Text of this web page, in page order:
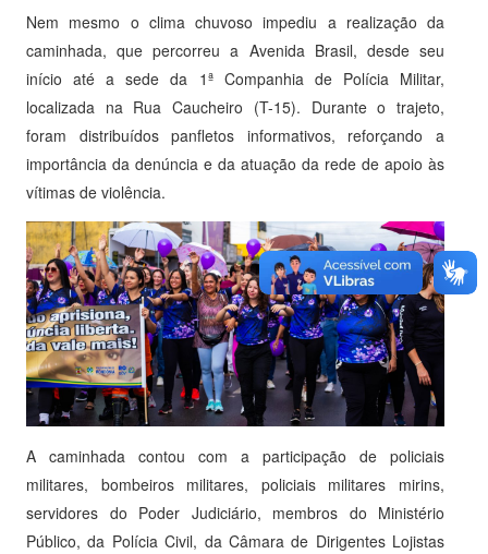
Nem mesmo o clima chuvoso impediu a realização da
caminhada, que percorreu a Avenida Brasil, desde seu
início até a sede da 1ª Companhia de Polícia Militar,
localizada na Rua Caucheiro (T-15). Durante o trajeto,
foram distribuídos panfletos informativos, reforçando a
importância da denúncia e da atuação da rede de apoio às
vítimas de violência.
A caminhada contou com a participação de policiais
militares, bombeiros militares, policiais militares mirins,
servidores do Poder Judiciário, membros do Ministério
Público, da Polícia Civil, da Câmara de Dirigentes Lojistas